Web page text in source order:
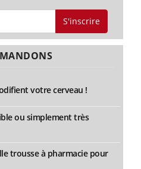
S'inscrire
votre cerveau !
ou simplement très
trousse à pharmacie pour